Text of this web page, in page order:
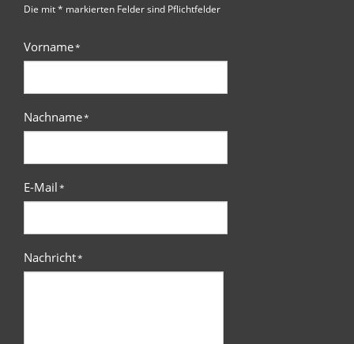
Die mit * markierten Felder sind Pflichtfelder
Vorname*
Nachname*
E-Mail*
Nachricht*